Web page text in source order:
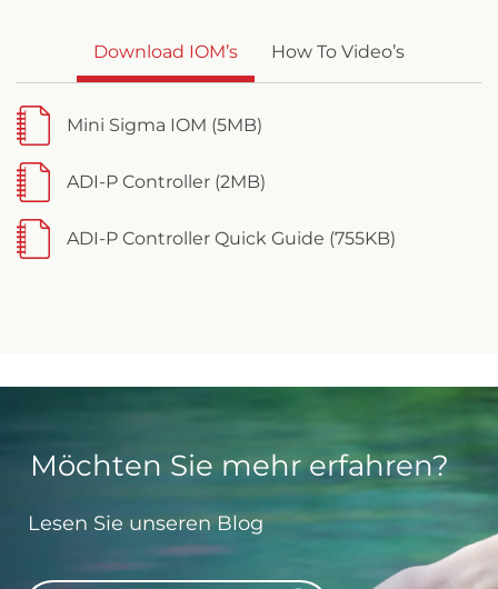
Download IOM’s How To Video’s
Mini Sigma IOM (5MB)
ADI-P Controller (2MB)
ADI-P Controller Quick Guide (755KB)
Möchten Sie mehr erfahren?
Lesen Sie unseren Blog